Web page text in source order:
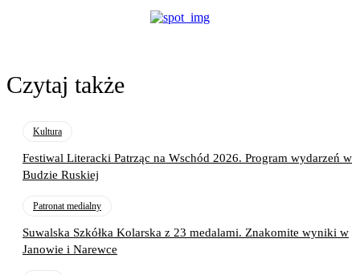
Czytaj także
Kultura
Festiwal Literacki Patrząc na Wschód 2026. Program wydarzeń w
Budzie Ruskiej
Patronat medialny
Suwalska Szkółka Kolarska z 23 medalami. Znakomite wyniki w
Janowie i Narewce